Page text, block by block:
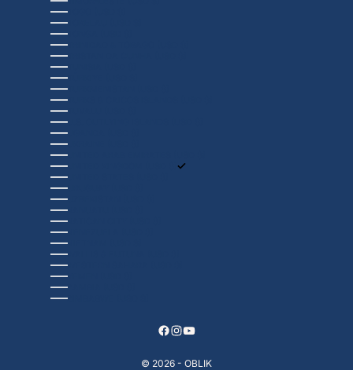
TOGO (USD $)
TOKELAU (USD $)
TONGA (USD $)
TRINIDAD & TOBAGO (USD $)
TRISTAN DA CUNHA (USD $)
TUNISIA (USD $)
TÜRKIYE (USD $)
TURKMENISTAN (USD $)
TURKS & CAICOS ISLANDS (USD $)
TUVALU (USD $)
U.S. OUTLYING ISLANDS (USD $)
UGANDA (USD $)
UKRAINE (USD $)
UNITED ARAB EMIRATES (USD $)
UNITED KINGDOM (USD $)
UNITED STATES (USD $)
URUGUAY (USD $)
UZBEKISTAN (USD $)
VANUATU (USD $)
VATICAN CITY (USD $)
VENEZUELA (USD $)
VIETNAM (USD $)
WALLIS & FUTUNA (USD $)
WESTERN SAHARA (USD $)
YEMEN (USD $)
ZAMBIA (USD $)
ZIMBABWE (USD $)
© 2026 - OBLIK